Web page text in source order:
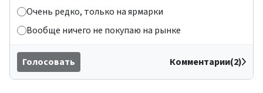
Очень редко, только на ярмарки
Вообще ничего не покупаю на рынке
Голосовать Комментарии(2)